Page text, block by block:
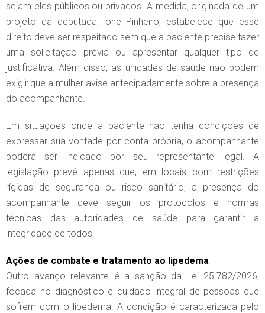
sejam eles públicos ou privados. A medida, originada de um
projeto da deputada Ione Pinheiro, estabelece que esse
direito deve ser respeitado sem que a paciente precise fazer
uma solicitação prévia ou apresentar qualquer tipo de
justificativa. Além disso, as unidades de saúde não podem
exigir que a mulher avise antecipadamente sobre a presença
do acompanhante.
Em situações onde a paciente não tenha condições de
expressar sua vontade por conta própria, o acompanhante
poderá ser indicado por seu representante legal. A
legislação prevê apenas que, em locais com restrições
rígidas de segurança ou risco sanitário, a presença do
acompanhante deve seguir os protocolos e normas
técnicas das autoridades de saúde para garantir a
integridade de todos.
Ações de combate e tratamento ao lipedema
Outro avanço relevante é a sanção da Lei 25.782/2026,
focada no diagnóstico e cuidado integral de pessoas que
sofrem com o lipedema. A condição é caracterizada pelo